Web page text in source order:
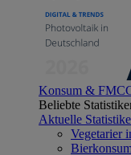
Konsum &
Beliebte
Aktuelle
Vegetarier